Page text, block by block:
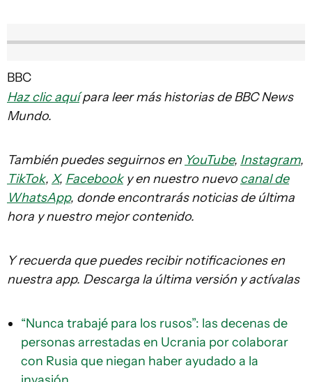
BBC
Haz clic aquípara leer más historias de BBC News
Mundo.
También puedes seguirnos en YouTube, Instagram,
TikTok, X, Facebooky en nuestro nuevo canal de
WhatsApp, donde encontrarás noticias de última
hora y nuestro mejor contenido.
Y recuerda que puedes recibir notificaciones en
nuestra app. Descarga la última versión y actívalas
“Nunca trabajé para los rusos”: las decenas de
personas arrestadas en Ucrania por colaborar
con Rusia que niegan haber ayudado a la